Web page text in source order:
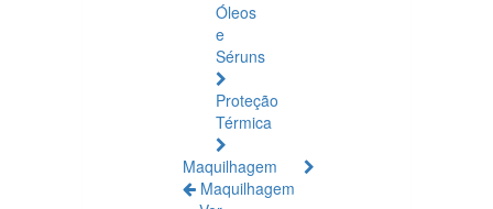
Óleos
e
Séruns
Proteção
Térmica
Maquilhagem
Maquilhagem